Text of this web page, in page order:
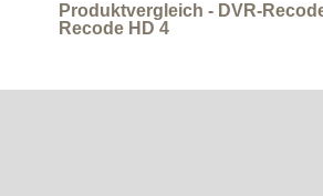
Produktvergleich - DVR-
Recode HD 4